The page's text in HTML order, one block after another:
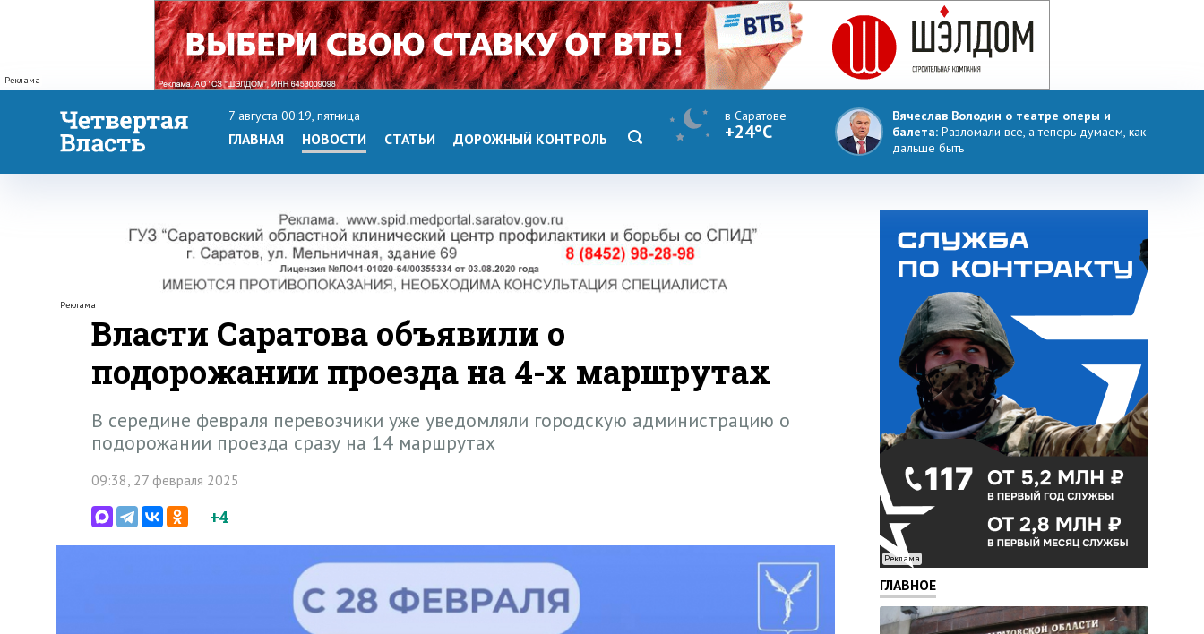
Реклама
7 августа 00:19, пятница
ГЛАВНАЯ НОВОСТИ СТАТЬИ ДОРОЖНЫЙ КОНТРОЛЬ
в Саратове
+24°C
Вячеслав Володин о театре оперы и
балета: Разломали все, а теперь думаем, как
дальше быть
Реклама
Власти Саратова объявили о
подорожании проезда на 4-х маршрутах
В середине февраля перевозчики уже уведомляли городскую администрацию о
подорожании проезда сразу на 14 маршрутах
09:38, 27 февраля 2025
+4
Реклама
ГЛАВНОЕ